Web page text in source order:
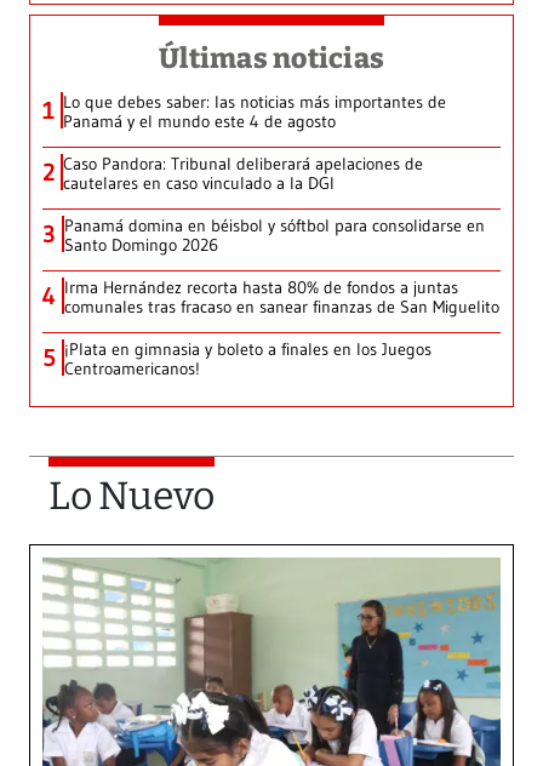
Últimas noticias
1 Lo que debes saber: las noticias más importantes de
Panamá y el mundo este 4 de agosto
2 Caso Pandora: Tribunal deliberará apelaciones de
cautelares en caso vinculado a la DGI
3 Panamá domina en béisbol y sóftbol para consolidarse en
Santo Domingo 2026
4 Irma Hernández recorta hasta 80% de fondos a juntas
comunales tras fracaso en sanear finanzas de San Miguelito
5 ¡Plata en gimnasia y boleto a finales en los Juegos
Centroamericanos!
Lo Nuevo